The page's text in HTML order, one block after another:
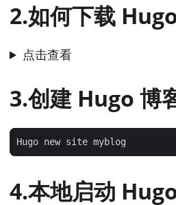
2.如何下载
点击查看
3.创建 Hugo 博
4.本地启动